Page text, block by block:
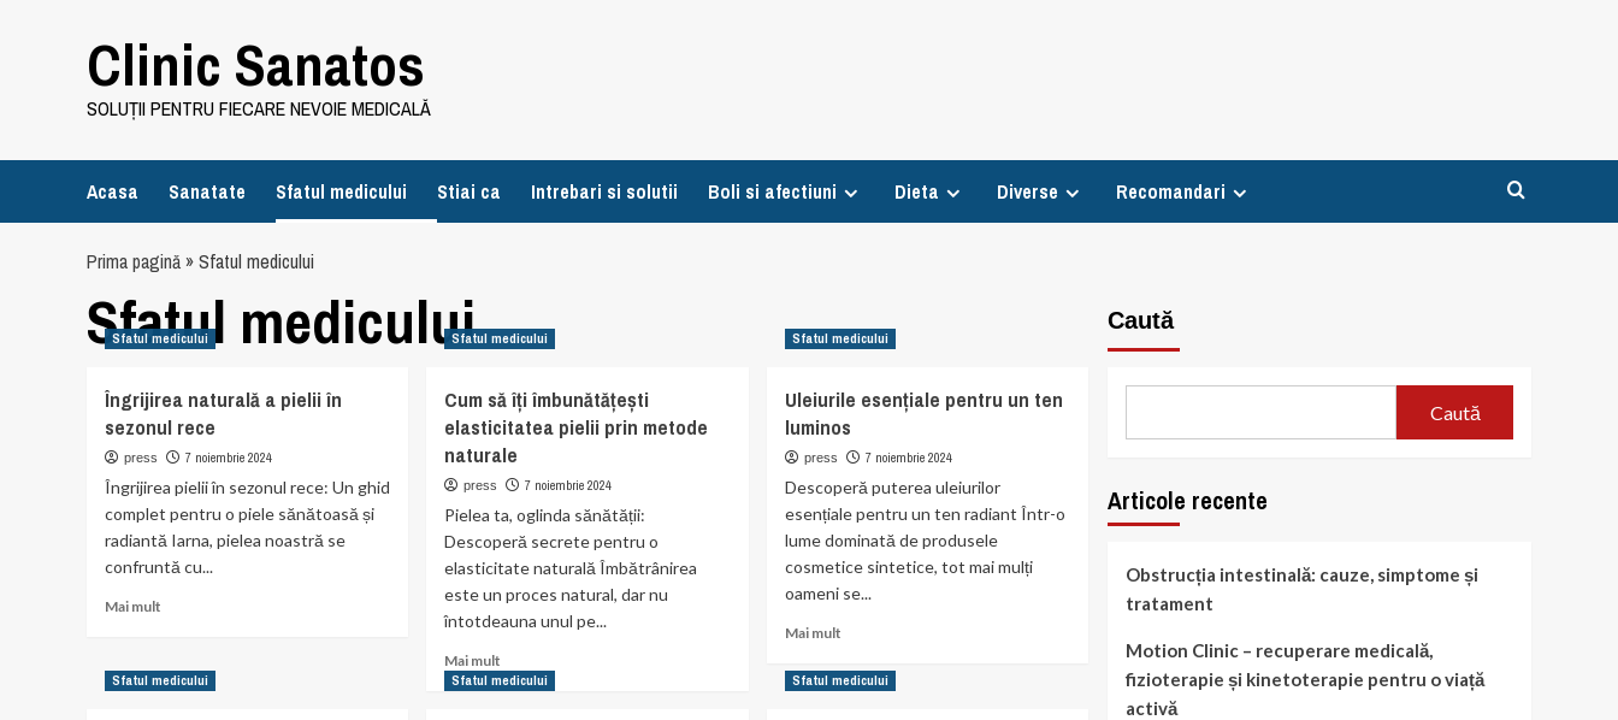
Clinic Sanatos
SOLUȚII PENTRU FIECARE NEVOIE MEDICALĂ
Acasa Sanatate Sfatul medicului Stiai ca Intrebari si solutii Boli si afectiuni Dieta Diverse Recomandari
Prima pagină»Sfatul medicului
Sfatul medicului
Sfatul medicului
Îngrijirea naturală a pielii în
sezonul rece
press 7 noiembrie 2024
Îngrijirea pielii în sezonul rece: Un ghid
complet pentru o piele sănătoasă și
radiantă Iarna, pielea noastră se
confruntă cu...
Mai mult
Îngrijirea
naturală
Sfatul medicului
Cum să îți îmbunătățești
elasticitatea pielii prin metode
naturale
press 7 noiembrie 2024
Pielea ta, oglinda sănătății:
Descoperă secrete pentru o
elasticitate naturală Îmbătrânirea
este un proces natural, dar nu
întotdeauna unul pe...
Mai mult
more
Sfatul medicului
Uleiurile esențiale pentru un ten
luminos
press 7 noiembrie 2024
Descoperă puterea uleiurilor
esențiale pentru un ten radiant Într-o
lume dominată de produsele
cosmetice sintetice, tot mai mulți
oameni se...
Mai multRead
about
Sfatul medicului Sfatul medicului Sfatul medicului
Caută
Caută
Articole recente
Obstrucția intestinală: cauze, simptome și
tratament
Motion Clinic – recuperare medicală,
fizioterapie și kinetoterapie pentru o viață
activă